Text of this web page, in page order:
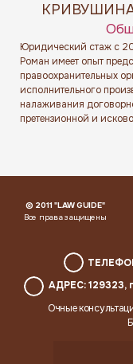
Юридический стаж с
Роман имеет опыт
правоохранительных
исполнительного
налаживания
претензионной и
КРИВУШИНА
© 2011 "LAW GUIDE"
Все права защищены
Очные
АДРЕС: 129323,